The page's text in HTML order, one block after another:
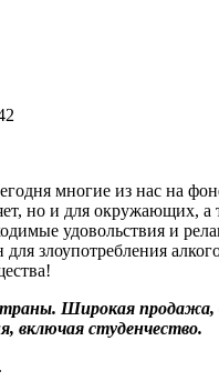
многие из нас на
но и для окружающих,
удовольствия и
злоупотребления
Широкая продажа,
включая студенчество.
.